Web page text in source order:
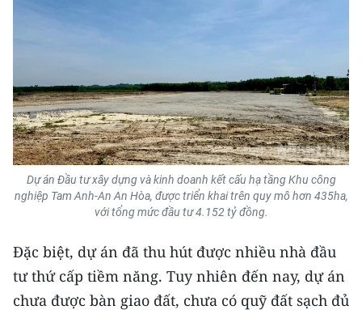
Dự án Đầu tư xây dựng và kinh doanh kết cấu hạ tầng Khu công
nghiệp Tam Anh-An An Hòa, được triển khai trên quy mô hơn 435ha,
với tổng mức đầu tư 4.152 tỷ đồng.
Đặc biệt, dự án đã thu hút được nhiều nhà đầu
tư thứ cấp tiềm năng. Tuy nhiên đến nay, dự án
chưa được bàn giao đất, chưa có quỹ đất sạch đủ